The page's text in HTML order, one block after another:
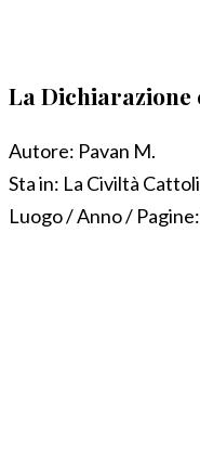
La
Autore: Pavan M.
Sta in: La Civiltà
Luogo / Anno / Pagine: